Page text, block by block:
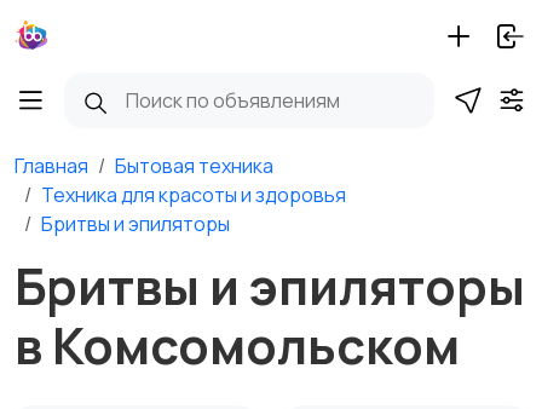
Главная
Бытовая техника
Техника для красоты и здоровья
Бритвы и эпиляторы
Бритвы и эпиляторы
в Комсомольском